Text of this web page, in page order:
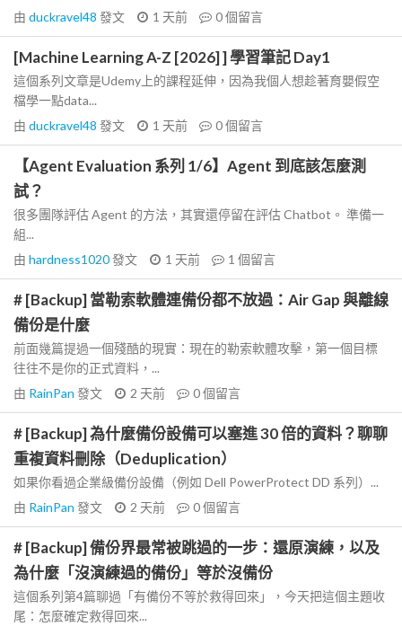
由 duckravel48 發文 1 天前 0個留言
[Machine Learning A-Z [2026] ] 學習筆記 Day1
這個系列文章是Udemy上的課程延伸，因為我個人想趁著育嬰假空
檔學一點data...
由 duckravel48 發文 1 天前 0個留言
【Agent Evaluation 系列 1/6】Agent 到底該怎麼測
試？
很多團隊評估 Agent 的方法，其實還停留在評估 Chatbot。 準備一
組...
由 hardness1020發文 1 天前 1 個留言
# [Backup] 當勒索軟體連備份都不放過：Air Gap 與離線
備份是什麼
前面幾篇提過一個殘酷的現實：現在的勒索軟體攻擊，第一個目標
往往不是你的正式資料，...
由 RainPan 發文 2 天前 0個留言
# [Backup] 為什麼備份設備可以塞進 30 倍的資料？聊聊
重複資料刪除（Deduplication）
如果你看過企業級備份設備（例如 Dell PowerProtect DD 系列）...
由 RainPan 發文 2 天前 0個留言
# [Backup] 備份界最常被跳過的一步：還原演練，以及
為什麼「沒演練過的備份」等於沒備份
這個系列第4篇聊過「有備份不等於救得回來」，今天把這個主題收
尾：怎麼確定救得回來...